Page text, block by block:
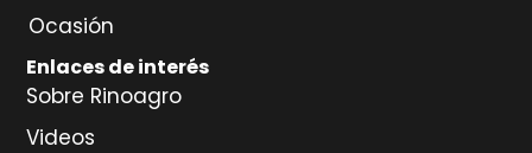
Ocasión
Enlaces de interés
Sobre Rinoagro
Videos